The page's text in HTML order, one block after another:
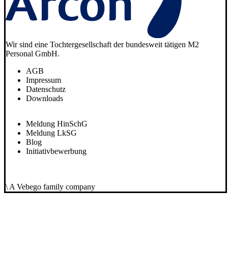
Wir sind eine Tochtergesellschaft der bundesweit tätigen M2
Personal GmbH.
AGB
Impressum
Datenschutz
Downloads
Meldung HinSchG
Meldung LkSG
Blog
Initiativbewerbung
\ A Vebego family company